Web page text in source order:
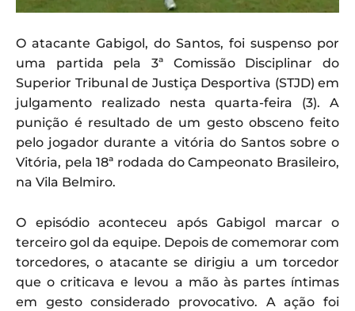
O atacante Gabigol, do Santos, foi suspenso por
uma partida pela 3ª Comissão Disciplinar do
Superior Tribunal de Justiça Desportiva (STJD) em
julgamento realizado nesta quarta-feira (3). A
punição é resultado de um gesto obsceno feito
pelo jogador durante a vitória do Santos sobre o
Vitória, pela 18ª rodada do Campeonato Brasileiro,
na Vila Belmiro.
O episódio aconteceu após Gabigol marcar o
terceiro gol da equipe. Depois de comemorar com
torcedores, o atacante se dirigiu a um torcedor
que o criticava e levou a mão às partes íntimas
em gesto considerado provocativo. A ação foi